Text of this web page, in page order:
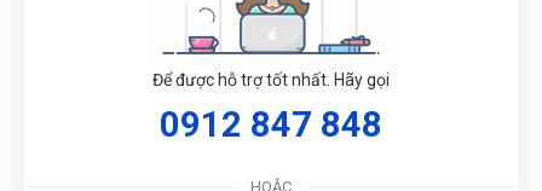
Để được hỗ trợ tốt nhất. Hãy gọi
0912 847 848
HOẶC